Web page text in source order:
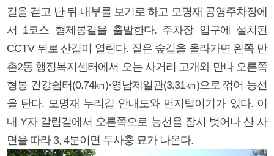
길을 걷고 난 뒤 내부를 보기로 하고 모명재 공영주차장에
서 1코스 형제봉길을 출발한다. 주차장 입구에 설치된
CCTV 뒤로 산길이 열린다. 짙은 숲길을 올라가면 왼쪽 만
촌2동 행정복지센터에서 오는 사거리 고개와 만나 오른쪽
형봉 건강쉼터(0.74㎞)·영남제일관(3.31㎞)으로 꺾어 능선
을 탄다. 모명재 누리길 안내도와 먼지털이기가 있다. 이
내 Y자 갈림길에서 오른쪽으로 능선을 잠시 벗어나 산 사
면을 따라 3, 4분이면 두사충 묘가 나온다.